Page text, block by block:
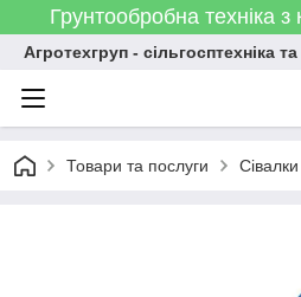
Грунтообробна техніка
Агротехгруп - сільгосптехніка
Товари та послуги